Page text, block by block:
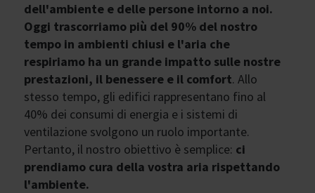
dell'ambiente e delle persone intorno a noi.
Oggi trascorriamo più del 90% del nostro
tempo in ambienti chiusi e l'aria che
respiriamo ha un grande impatto sulle nostre
prestazioni, il benessere e il comfort. Allo
stesso tempo, gli edifici rappresentano fino al
40% dei consumi di energia e i sistemi di
ventilazione svolgono un ruolo importante.
Pertanto, il nostro obiettivo è semplice: ci
prendiamo cura della vostra aria rispettando
l'ambiente.